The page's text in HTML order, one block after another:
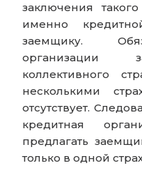
заключения
именно
заемщику.
организации
коллективного
несколькими
отсутствует.
кредитная
предлагать
только в одной